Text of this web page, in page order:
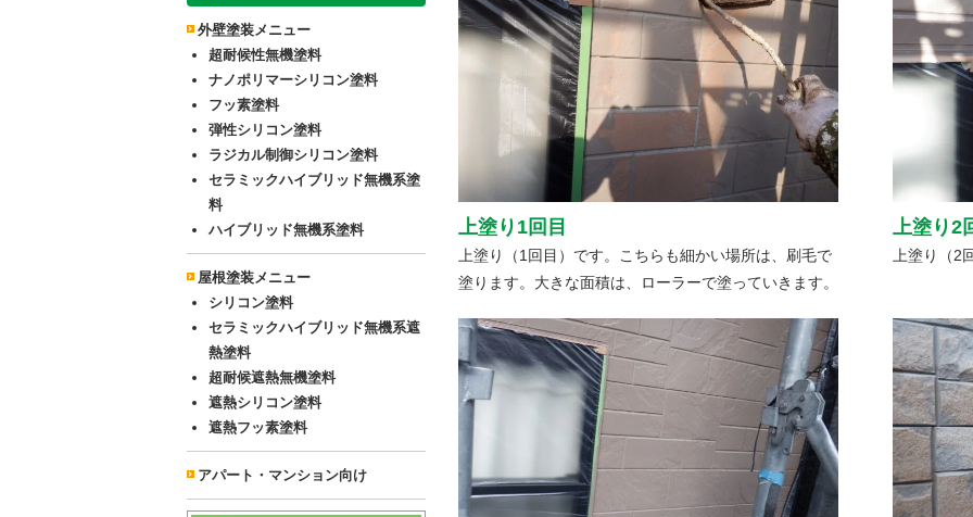
上塗り1回目
上塗り（1回目）です。こちらも細かい場所は、刷毛で
塗ります。大きな面積は、ローラーで塗っていきます。
上塗り2
上塗り（2
外壁塗装メニュー
超耐候性無機塗料
ナノポリマーシリコン塗料
フッ素塗料
弾性シリコン塗料
ラジカル制御シリコン塗料
セラミックハイブリッド無機系塗
料
ハイブリッド無機系塗料
屋根塗装メニュー
シリコン塗料
セラミックハイブリッド無機系遮
熱塗料
超耐候遮熱無機塗料
遮熱シリコン塗料
遮熱フッ素塗料
アパート・マンション向け